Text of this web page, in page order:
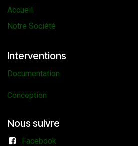
Accueil
Notre Société
Interventions
Documentation
Conception
Nous suivre
Facebook